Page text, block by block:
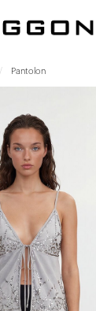
Pantolon